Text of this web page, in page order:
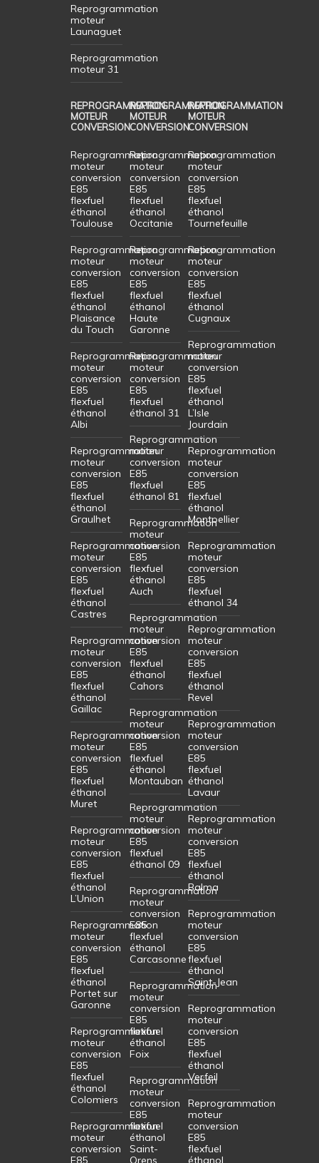
Reprogrammation
moteur
Launaguet
Reprogrammation
moteur 31
REPROGRAMMATION
MOTEUR
CONVERSION
Reprogrammation
moteur
conversion
E85
flexfuel
éthanol
Toulouse
Reprogrammation
moteur
conversion
E85
flexfuel
éthanol
Plaisance
du Touch
Reprogrammation
moteur
conversion
E85
flexfuel
éthanol
Albi
Reprogrammation
moteur
conversion
E85
flexfuel
éthanol
Graulhet
Reprogrammation
moteur
conversion
E85
flexfuel
éthanol
Castres
Reprogrammation
moteur
conversion
E85
flexfuel
éthanol
Gaillac
Reprogrammation
moteur
conversion
E85
flexfuel
éthanol
Muret
Reprogrammation
moteur
conversion
E85
flexfuel
éthanol
L’Union
Reprogrammation
moteur
conversion
E85
flexfuel
éthanol
Portet sur
Garonne
Reprogrammation
moteur
conversion
E85
flexfuel
éthanol
Colomiers
Reprogrammation
moteur
conversion
E85
REPROGRAMMATION
MOTEUR
CONVERSION
Reprogrammation
moteur
conversion
E85
flexfuel
éthanol
Occitanie
Reprogrammation
moteur
conversion
E85
flexfuel
éthanol
Haute
Garonne
Reprogrammation
moteur
conversion
E85
flexfuel
éthanol 31
Reprogrammation
moteur
conversion
E85
flexfuel
éthanol 81
Reprogrammation
moteur
conversion
E85
flexfuel
éthanol
Auch
Reprogrammation
moteur
conversion
E85
flexfuel
éthanol
Cahors
Reprogrammation
moteur
conversion
E85
flexfuel
éthanol
Montauban
Reprogrammation
moteur
conversion
E85
flexfuel
éthanol 09
Reprogrammation
moteur
conversion
E85
flexfuel
éthanol
Carcasonne
Reprogrammation
moteur
conversion
E85
flexfuel
éthanol
Foix
Reprogrammation
moteur
conversion
E85
flexfuel
éthanol
Saint-
Orens
REPROGRAMMATION
MOTEUR
CONVERSION
Reprogrammation
moteur
conversion
E85
flexfuel
éthanol
Tournefeuille
Reprogrammation
moteur
conversion
E85
flexfuel
éthanol
Cugnaux
Reprogrammation
moteur
conversion
E85
flexfuel
éthanol
L’Isle
Jourdain
Reprogrammation
moteur
conversion
E85
flexfuel
éthanol
Montpellier
Reprogrammation
moteur
conversion
E85
flexfuel
éthanol 34
Reprogrammation
moteur
conversion
E85
flexfuel
éthanol
Revel
Reprogrammation
moteur
conversion
E85
flexfuel
éthanol
Lavaur
Reprogrammation
moteur
conversion
E85
flexfuel
éthanol
Balma
Reprogrammation
moteur
conversion
E85
flexfuel
éthanol
Saint-Jean
Reprogrammation
moteur
conversion
E85
flexfuel
éthanol
Verfeil
Reprogrammation
moteur
conversion
E85
flexfuel
éthanol